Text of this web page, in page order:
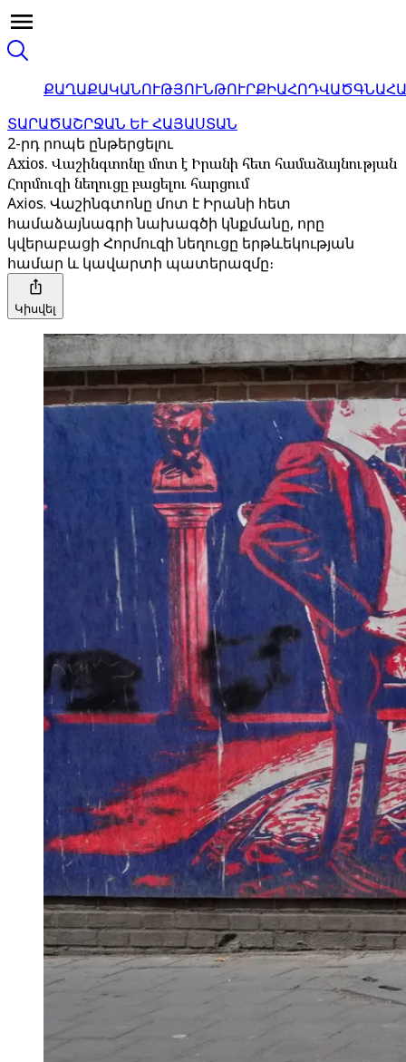
ՔԱՂԱՔԱԿԱՆՈՒԹՅՈՒՆԹՈՒՐՔԻԱՀՈԴՎԱԾ
ՏԱՐԱԾԱՇՐՋԱՆ ԵՒ ՀԱՅԱՍՏԱՆ
2-րդ րոպե ընթերցելու
Axios. Վաշինգտոնը մոտ է Իրանի հետ համաձայնության
Հորմուզի նեղուցը բացելու հարցում
Axios. Վաշինգտոնը մոտ է Իրանի հետ
համաձայնագրի նախագծի կնքմանը, որը
կվերաբացի Հորմուզի նեղուցը երթևեկության
համար և կավարտի պատերազմը։
Կիսվել